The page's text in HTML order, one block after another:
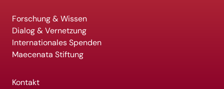
Forschung & Wissen
Dialog & Vernetzung
Internationales Spenden
Maecenata Stiftung
Kontakt